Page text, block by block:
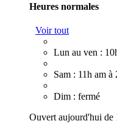
Heures normales
Voir tout
Lun au ven :
Sam : 11h am à
Dim : fermé
Ouvert aujourd'hui de